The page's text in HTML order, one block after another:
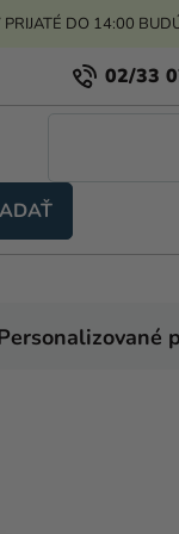
PRIJATÉ DO 14:00
02/33